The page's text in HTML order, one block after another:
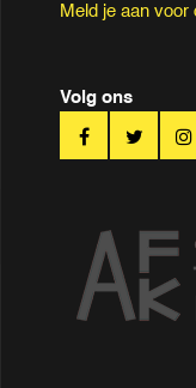
Meld je aan voor
Volg ons